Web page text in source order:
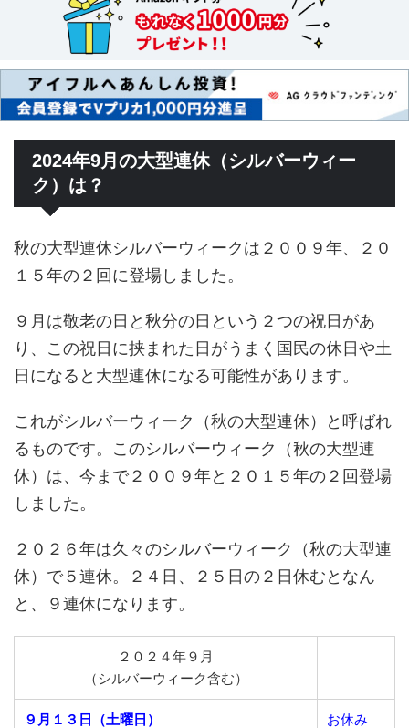
2024年9月の大型連休（シルバーウィー
ク）は？
秋の大型連休シルバーウィークは２００９年、２０
１５年の２回に登場しました。
９月は敬老の日と秋分の日という２つの祝日があ
り、この祝日に挟まれた日がうまく国民の休日や土
日になると大型連休になる可能性があります。
これがシルバーウィーク（秋の大型連休）と呼ばれ
るものです。このシルバーウィーク（秋の大型連
休）は、今まで２００９年と２０１５年の２回登場
しました。
２０２６年は久々のシルバーウィーク（秋の大型連
休）で５連休。２４日、２５日の２日休むとなん
と、９連休になります。
２０２４年９月
（シルバーウィーク含む）
９月１３日（土曜日） お休み